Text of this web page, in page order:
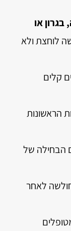
או
לוחצת ולא
קלים
הראשונות
הבחילה של
לאחר